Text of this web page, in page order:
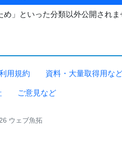
」といった分類以外公開され
用規約 資料・大量取得用な
ご意見など
ウェブ魚拓